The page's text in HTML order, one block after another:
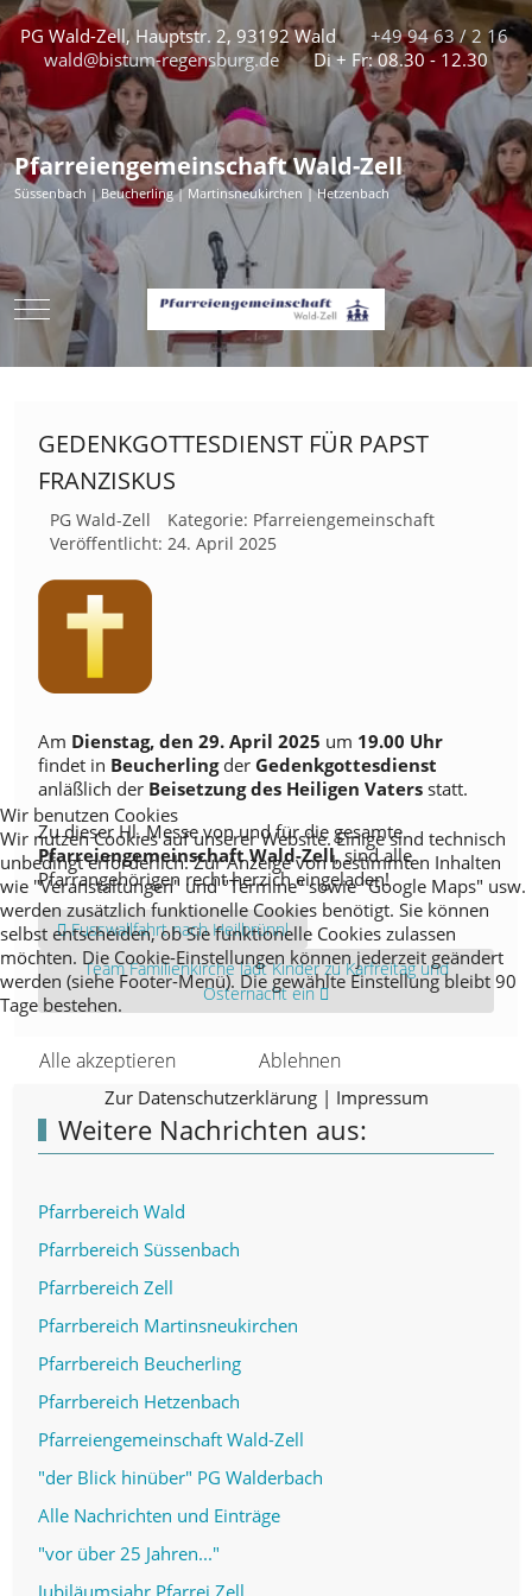
PG Wald-Zell, Hauptstr. 2, 93192 Wald
+49 94 63 / 2 16
wald@bistum-regensburg.de
Di + Fr: 08.30 - 12.30
Pfarreiengemeinschaft Wald-Zell
Süssenbach | Beucherling | Martinsneukirchen | Hetzenbach
Mobile Menu Toggle
GEDENKGOTTESDIENST FÜR PAPST
FRANZISKUS
PG Wald-Zell Kategorie: Pfarreiengemeinschaft
Veröffentlicht: 24. April 2025
Am Dienstag, den 29. April 2025 um 19.00 Uhr
findet in Beucherlingder Gedenkgottesdienst
anläßlich der Beisetzung des Heiligen Vaters statt.
Zu dieser Hl. Messe von und für die gesamte
Pfarreiengemeinschaft Wald-Zell, sind alle
Pfarrangehörigen recht herzich eingeladen!
Vorheriger Beitrag: Fusswallfahrt nach Heilbrünnl
Fusswallfahrt nach Heilbrünnl
Nächster Beitrag: Team Familienkirche lädt Kinder zu
Team Familienkirche lädt Kinder zu Karfreitag und
Osternacht ein
Weitere Nachrichten aus:
Pfarrbereich Wald
Pfarrbereich Süssenbach
Pfarrbereich Zell
Pfarrbereich Martinsneukirchen
Pfarrbereich Beucherling
Pfarrbereich Hetzenbach
Pfarreiengemeinschaft Wald-Zell
"der Blick hinüber" PG Walderbach
Alle Nachrichten und Einträge
"vor über 25 Jahren..."
Jubiläumsjahr Pfarrei Zell
Wir benutzen Cookies
Wir nutzen Cookies auf unserer Website. Einige sind technisch
unbedingt erforderlich. Zur Anzeige von bestimmten Inhalten
wie "Veranstaltungen" und "Termine" sowie "Google Maps" usw.
werden zusätzlich funktionelle Cookies benötigt. Sie können
selbst entscheiden, ob Sie funktionelle Cookies zulassen
möchten. Die Cookie-Einstellungen können jederzeit geändert
werden (siehe Footer-Menü). Die gewählte Einstellung bleibt 90
Tage bestehen.
Alle akzeptieren Ablehnen
Zur Datenschutzerklärung| Impressum